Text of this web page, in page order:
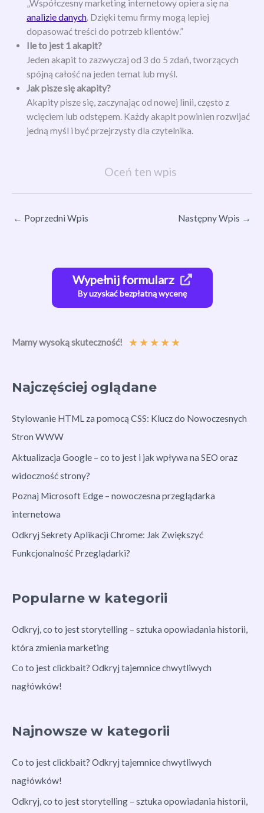
„Współczesny marketing internetowy opiera się na
analizie danych. Dzięki temu firmy mogą lepiej
dopasować treści do potrzeb klientów.”
Ile to jest 1 akapit?
Jeden akapit to zazwyczaj od 3 do 5 zdań, tworzących
spójną całość na jeden temat lub myśl.
Jak pisze się akapity?
Akapity pisze się, zaczynając od nowej linii, często z
wcięciem lub odstępem. Każdy akapit powinien rozwijać
jedną myśl i być przejrzysty dla czytelnika.
Oceń ten wpis
← Poprzedni Wpis Następny Wpis →
Wypełnij formularz
By uzyskać bezpłatną wycenę
Mamy wysoką skuteczność! ★★★★★
Najczęściej oglądane
Stylowanie HTML za pomocą CSS: Klucz do Nowoczesnych
Stron WWW
Aktualizacja Google – co to jest i jak wpływa na SEO oraz
widoczność strony?
Poznaj Microsoft Edge – nowoczesna przeglądarka
internetowa
Odkryj Sekrety Aplikacji Chrome: Jak Zwiększyć
Funkcjonalność Przeglądarki?
Popularne w kategorii
Odkryj, co to jest storytelling – sztuka opowiadania historii,
która zmienia marketing
Co to jest clickbait? Odkryj tajemnice chwytliwych
nagłówków!
Najnowsze w kategorii
Co to jest clickbait? Odkryj tajemnice chwytliwych
nagłówków!
Odkryj, co to jest storytelling – sztuka opowiadania historii,